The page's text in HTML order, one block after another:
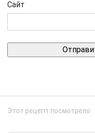
Сайт
Этот рецепт посмотрело: